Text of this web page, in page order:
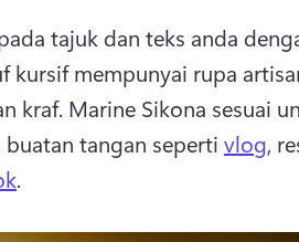
tajuk dan teks anda
kursif mempunyai rupa
kraf. Marine Sikona sesuai
tangan seperti vlog,
.